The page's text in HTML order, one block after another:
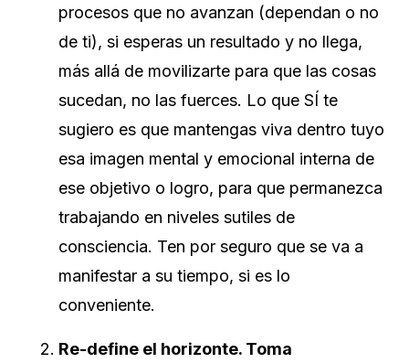
procesos que no avanzan (dependan o no
de ti), si esperas un resultado y no llega,
más allá de movilizarte para que las cosas
sucedan, no las fuerces. Lo que SÍ te
sugiero es que mantengas viva dentro tuyo
esa imagen mental y emocional interna de
ese objetivo o logro, para que permanezca
trabajando en niveles sutiles de
consciencia. Ten por seguro que se va a
manifestar a su tiempo, si es lo
conveniente.
Re-define el horizonte. Toma